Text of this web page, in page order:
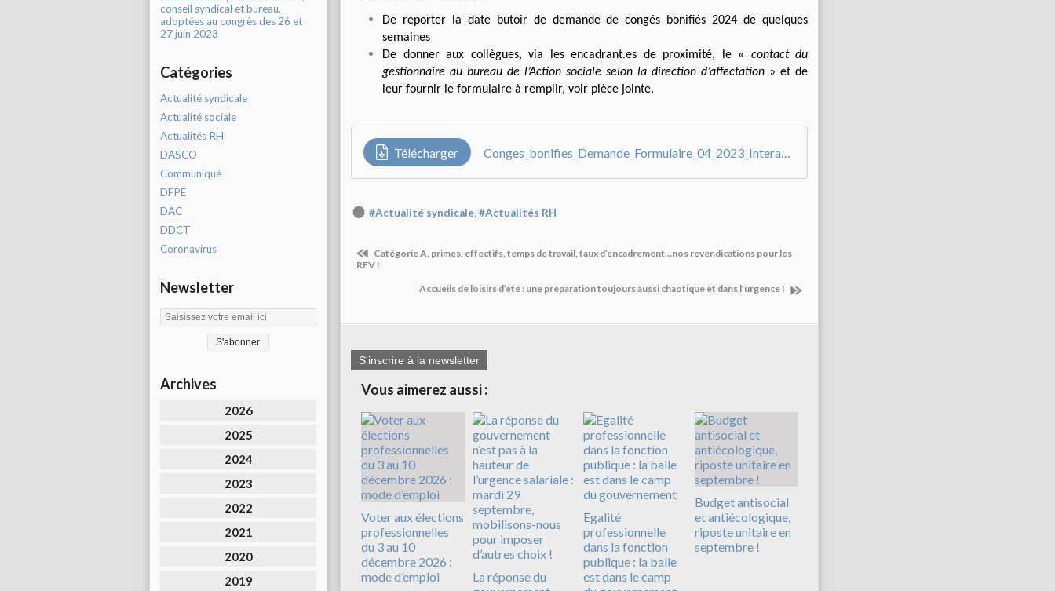
conseil syndical et bureau,
adoptées au congrès des 26 et
27 juin 2023
Catégories
Actualité syndicale
Actualité sociale
Actualités RH
DASCO
Communiqué
DFPE
DAC
DDCT
Coronavirus
Newsletter
Archives
2026
2025
2024
2023
2022
2021
2020
2019
De reporter la date butoir de demande de congés bonifiés 2024 de quelques
semaines
De donner aux collègues, via les encadrant.es de proximité, le « contact du
gestionnaire au bureau de l’Action sociale selon la direction d’affectation » et de
leur fournir le formulaire à remplir, voir pièce jointe.
Télécharger
#Actualité syndicale,#Actualités RH
Catégorie A, primes, effectifs, temps de travail, taux d’encadrement…nos revendications pour les
REV !
Accueils de loisirs d’été : une préparation toujours aussi chaotique et dans l’urgence !
S'inscrire à la newsletter
Vous aimerez aussi :
Voter aux élections
professionnelles
du 3 au 10
décembre 2026 :
mode d’emploi
La réponse du
Egalité
professionnelle
dans la fonction
publique : la balle
est dans le camp
Budget antisocial
et antiécologique,
riposte unitaire en
septembre !